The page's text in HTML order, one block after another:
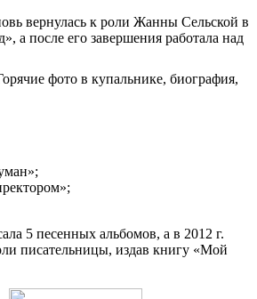
вернулась к роли Жанны Сельской в
а после его завершения работала над
5 песенных альбомов, а в 2012 г.
писательницы, издав книгу «Мой